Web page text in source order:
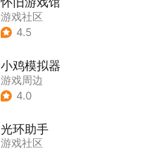
游戏社区
4.5
小鸡模拟器
游戏周边
4.0
光环助手
游戏社区